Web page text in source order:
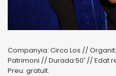
Companyia: Circo Los //
Patrimoni // Durada:50′ // Edat
Preu: gratuït.